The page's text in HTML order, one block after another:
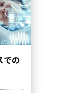
での